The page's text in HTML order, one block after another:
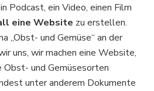
Podcast, ein Video, einen Film
eine Website zu erstellen.
„Obst- und Gemüse“ an der
uns, wir machen eine Website,
Obst- und Gemüsesorten
unter anderem Dokumente